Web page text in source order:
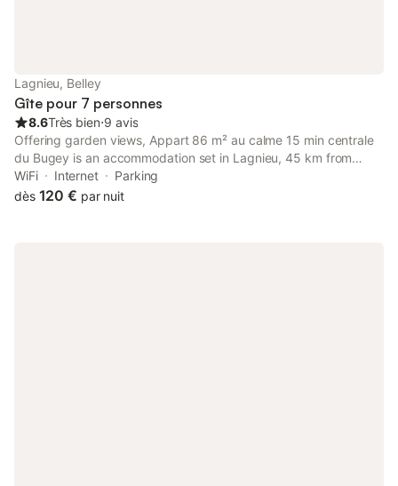
Lagnieu, Belley
Gîte pour 7 personnes
8.6Très bien⋅9 avis
Offering garden views, Appart 86 m² au calme 15 min centrale
du Bugey is an accommodation set in Lagnieu, 45 km from
Groupama Stadium and 47 km from Part-Dieu Train Station.
WiFi Internet
Parking
dès 120 € par nuit